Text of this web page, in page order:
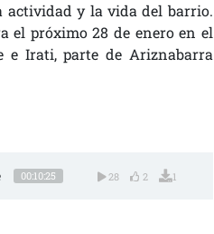
actividad y la vida del barrio.
el próximo 28 de enero en el
e Irati, parte de Ariznabarra
00:10:25 28 2 1